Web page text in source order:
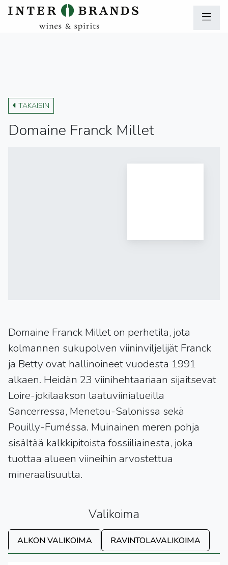
TAKAISIN
Domaine Franck Millet
Domaine Franck Millet on perhetila, jota
kolmannen sukupolven viininviljelijät Franck
ja Betty ovat hallinoineet vuodesta 1991
alkaen. Heidän 23 viinihehtaariaan sijaitsevat
Loire-jokilaakson laatuviinialueilla
Sancerressa, Menetou-Salonissa sekä
Pouilly-Fuméssa. Muinainen meren pohja
sisältää kalkkipitoista fossiiliainesta, joka
tuottaa alueen viineihin arvostettua
mineraalisuutta.
Valikoima
ALKON VALIKOIMA RAVINTOLAVALIKOIMA